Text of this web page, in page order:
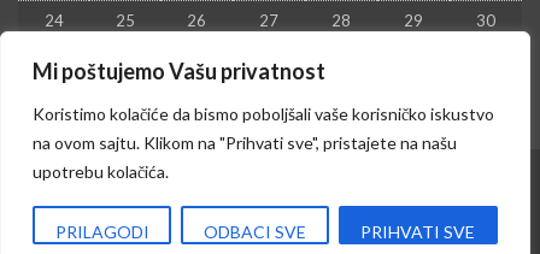
Mi poštujemo Vašu privatnost
Koristimo kolačiće da bismo poboljšali vaše korisničko iskustvo
na ovom sajtu. Klikom na "Prihvati sve", pristajete na našu
upotrebu kolačića.
PRILAGODI ODBACI SVE PRIHVATI SVE
24 25 26 27 28 29 30
31
Izrada sajta i hosting:Hosting-Srbija